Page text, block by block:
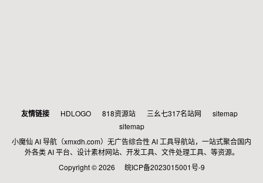
友情链接 HDLOGO 818资源站 三幺七317名站网
sitemap
sitemap
小魔仙 AI 导航（xmxdh.com）无广告综合性 AI 工具导航站，一站式聚合国内
外各类 AI 平台、设计素材网站、开发工具、文件处理工具、等资源。
Copyright © 2026
皖ICP备2023015001号-9